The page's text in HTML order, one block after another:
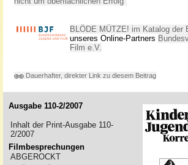
BLÖDE MÜTZE! im Katalog der
unseres Online-Partners
Film e.V.
Dauerhafter, direkter Link zu diesem Beitrag
Ausgabe 110-2/2007
Inhalt der Print-Ausgabe 110-
2/2007
Filmbesprechungen
ABGEROCKT